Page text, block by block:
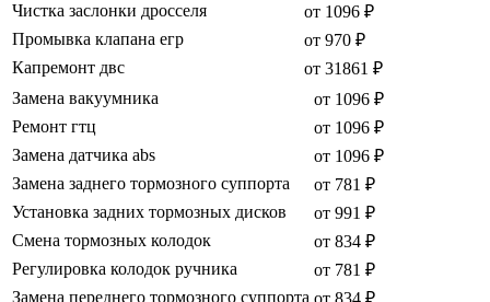
Чистка заслонки дросселя
от 1096 ₽
Промывка клапана егр
от 970 ₽
Капремонт двс
от 31861 ₽
Замена вакуумника
от 1096 ₽
Ремонт гтц
от 1096 ₽
Замена датчика abs
от 1096 ₽
Замена заднего тормозного суппорта
от 781 ₽
Установка задних тормозных дисков
от 991 ₽
Смена тормозных колодок
от 834 ₽
Регулировка колодок ручника
от 781 ₽
Замена переднего тормозного суппорта